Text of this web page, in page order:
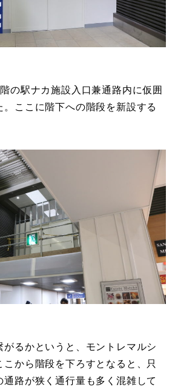
の駅ナカ施設入口兼通路内に仮囲
。ここに階下への階段を新設する
がるかというと、モントレマルシ
こから階段を下ろすとなると、只
通路が狭く通行量も多く混雑して